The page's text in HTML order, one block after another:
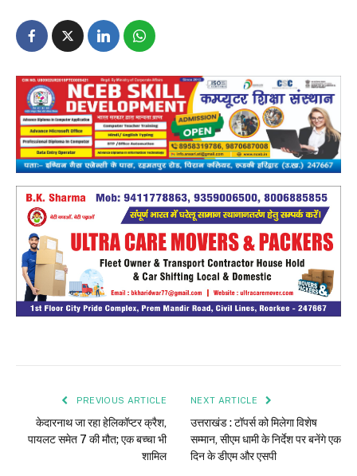
PREVIOUS ARTICLE
केदारनाथ जा रहा हेलिकॉप्टर क्रैश,
पायलट समेत 7 की मौत; एक बच्चा भी
शामिल
NEXT ARTICLE
उत्तराखंड : टॉपर्स को मिलेगा विशेष
सम्मान, सीएम धामी के निर्देश पर बनेंगे एक
दिन के डीएम और एसपी